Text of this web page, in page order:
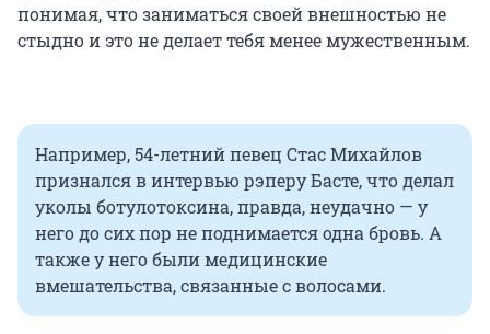
понимая, что заниматься своей внешностью не
стыдно и это не делает тебя менее мужественным.
Например, 54-летний певец Стас Михайлов
признался в интервью рэперу Басте, что делал
уколы ботулотоксина, правда, неудачно — у
него до сих пор не поднимается одна бровь. А
также у него были медицинские
вмешательства, связанные с волосами.